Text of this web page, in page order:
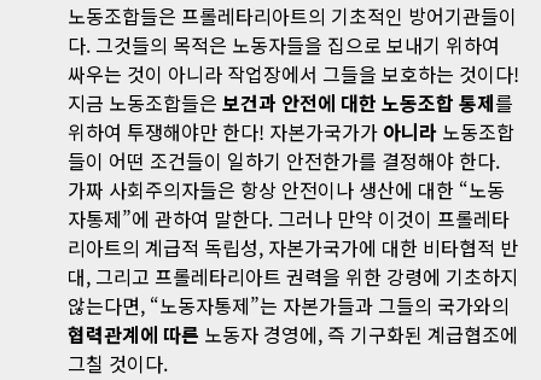
노동조합들은 프롤레타리아트의 기초적인 방어기관들이
다. 그것들의 목적은 노동자들을 집으로 보내기 위하여
싸우는 것이 아니라 작업장에서 그들을 보호하는 것이다!
지금 노동조합들은 보건과 안전에 대한 노동조합 통제를
위하여 투쟁해야만 한다! 자본가국가가 아니라 노동조합
들이 어떤 조건들이 일하기 안전한가를 결정해야 한다.
가짜 사회주의자들은 항상 안전이나 생산에 대한 “노동
자통제”에 관하여 말한다. 그러나 만약 이것이 프롤레타
리아트의 계급적 독립성, 자본가국가에 대한 비타협적 반
대, 그리고 프롤레타리아트 권력을 위한 강령에 기초하지
않는다면, “노동자통제”는 자본가들과 그들의 국가와의
협력관계에 따른 노동자 경영에, 즉 기구화된 계급협조에
그칠 것이다.